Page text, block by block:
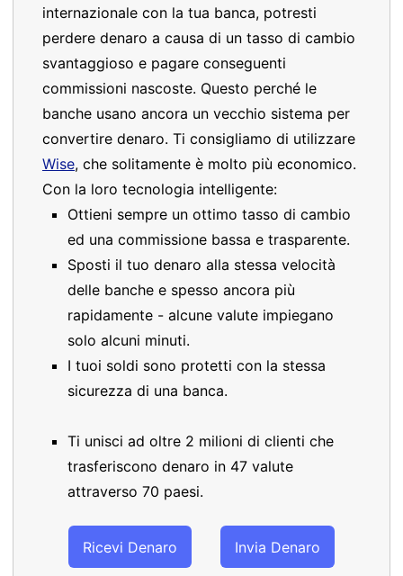
internazionale con la tua banca, potresti
perdere denaro a causa di un tasso di cambio
svantaggioso e pagare conseguenti
commissioni nascoste. Questo perché le
banche usano ancora un vecchio sistema per
convertire denaro. Ti consigliamo di utilizzare
Wise, che solitamente è molto più economico.
Con la loro tecnologia intelligente:
Ottieni sempre un ottimo tasso di cambio
ed una commissione bassa e trasparente.
Sposti il tuo denaro alla stessa velocità
delle banche e spesso ancora più
rapidamente - alcune valute impiegano
solo alcuni minuti.
I tuoi soldi sono protetti con la stessa
sicurezza di una banca.
Ti unisci ad oltre 2 milioni di clienti che
trasferiscono denaro in 47 valute
attraverso 70 paesi.
Ricevi Denaro Invia Denaro